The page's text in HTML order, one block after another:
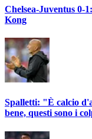
Chelsea-Juventus 0-
Kong
Spalletti: "È calcio
bene, questi sono i